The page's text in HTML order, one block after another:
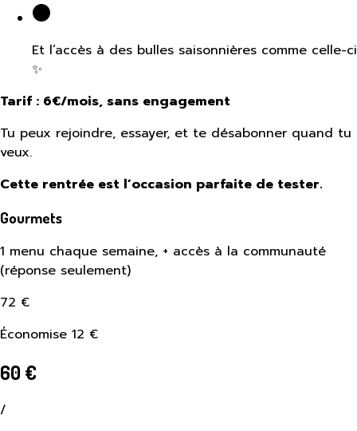
Et l’accès à des bulles saisonnières comme celle-ci
✨
Tarif : 6€/mois, sans engagement
Tu peux rejoindre, essayer, et te désabonner quand tu
veux.
Cette rentrée est l’occasion parfaite de tester.
Gourmets
1 menu chaque semaine, + accès à la communauté
(réponse seulement)
72 €
Économise 12 €
60€
/